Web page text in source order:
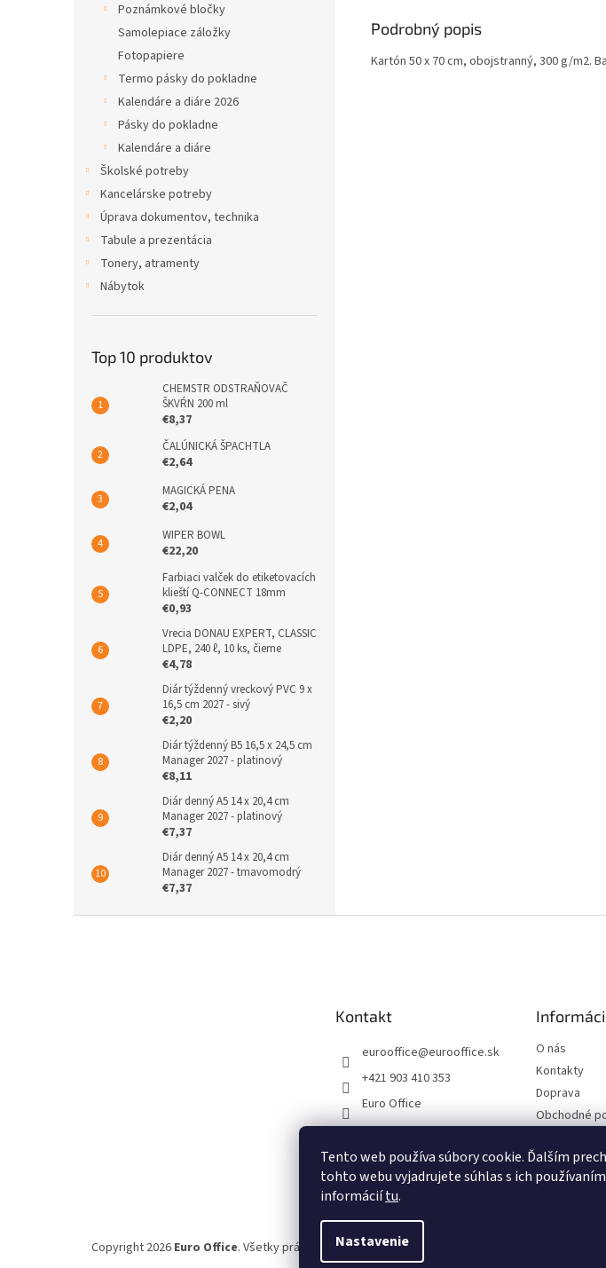
Tento web používa súbory cookie. Ďalším
tohto webu vyjadrujete súhlas s ich
informáciítu.
Nastavenie
Poznámkové bločky
Samolepiace záložky
Fotopapiere
Termo pásky do pokladne
Kalendáre a diáre 2026
Pásky do pokladne
Kalendáre a diáre
Školské potreby
Kancelárske potreby
Úprava dokumentov, technika
Tabule a prezentácia
Tonery, atramenty
Nábytok
Top 10 produktov
CHEMSTR ODSTRAŇOVAČ
ŠKVŔN 200 ml
€8,37
ČALÚNICKÁ ŠPACHTLA
€2,64
MAGICKÁ PENA
€2,04
WIPER BOWL
€22,20
Farbiaci valček do etiketovacích
klieští Q-CONNECT 18mm
€0,93
Vrecia DONAU EXPERT, CLASSIC
LDPE, 240 ℓ, 10 ks, čierne
€4,78
Diár týždenný vreckový PVC 9 x
16,5 cm 2027 - sivý
€2,20
Diár týždenný B5 16,5 x 24,5 cm
Manager 2027 - platinový
€8,11
Diár denný A5 14 x 20,4 cm
Manager 2027 - platinový
€7,37
Diár denný A5 14 x 20,4 cm
Manager 2027 - tmavomodrý
€7,37
Podrobný popis
Kartón 50 x 70 cm, obojstranný, 300 g/m2.
Kontakt
eurooffice@eurooffice.sk
+421 903 410 353
Euro Office
O nás
Kontakty
Doprava
Obchodné
údajov
Moja
Copyright 2026 Euro Office. Všetky práva vyhradené.